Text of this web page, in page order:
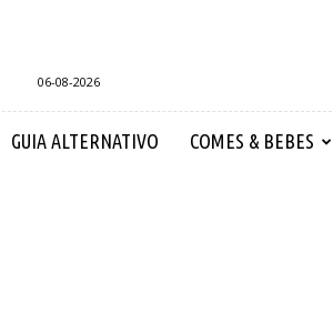
06-08-2026
GUIA ALTERNATIVO COMES & BEBES